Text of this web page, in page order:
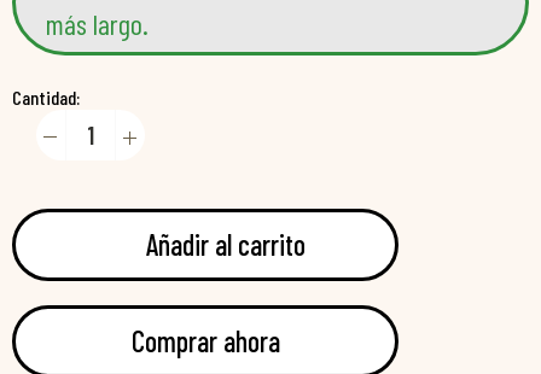
más largo.
Cantidad:
Añadir al carrito
Comprar ahora